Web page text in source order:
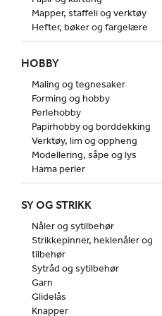
Mapper, staffeli og verktøy
Hefter, bøker og fargelære
HOBBY
Maling og tegnesaker
Forming og hobby
Perlehobby
Papirhobby og borddekking
Verktøy, lim og oppheng
Modellering, såpe og lys
Hama perler
SY OG STRIKK
Nåler og sytilbehør
Strikkepinner, heklenåler og
tilbehør
Sytråd og sytilbehør
Garn
Glidelås
Knapper